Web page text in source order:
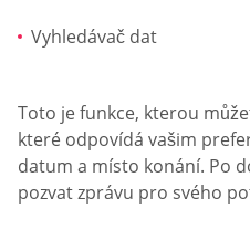
Vyhledávač dat
Toto je funkce, kterou
které odpovídá vašim
datum a místo konání. Po
pozvat zprávu pro svého